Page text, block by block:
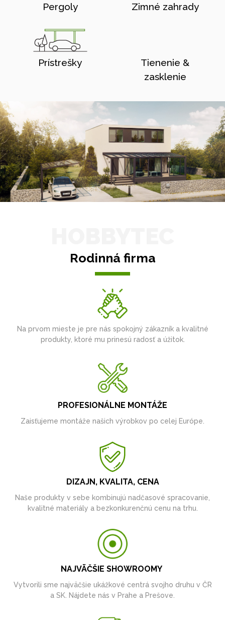
Pergoly Zimné zahrady
Prístrešky
Tienenie &
zasklenie
Rodinná firma
Na prvom mieste je pre nás spokojný zákazník a kvalitné
produkty, ktoré mu prinesú radosť a úžitok.
PROFESIONÁLNE MONTÁŽE
Zaisťujeme montáže našich výrobkov po celej Európe.
DIZAJN, KVALITA, CENA
Naše produkty v sebe kombinujú nadčasové spracovanie,
kvalitné materiály a bezkonkurenčnú cenu na trhu.
NAJVÄČŠIE SHOWROOMY
Vytvorili sme najväčšie ukážkové centrá svojho druhu v ČR
a SK. Nájdete nás v Prahe a Prešove.